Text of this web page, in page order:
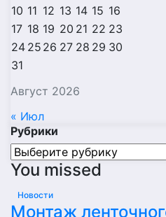
Август 2026
10 11 12 13 14 15 16
17 18 19 20 21 22 23
24 25 26 27 28 29 30
31
« Июл
Рубрики
Рубрики
You missed
Новости
Монтаж